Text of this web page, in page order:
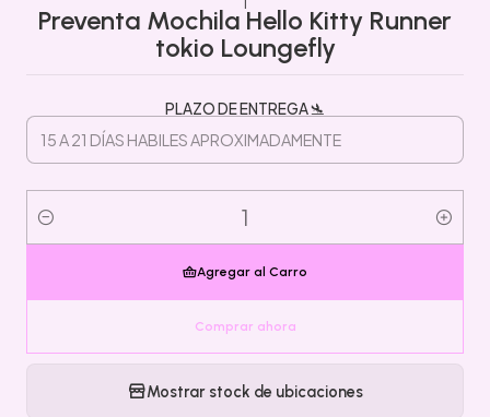
Preventa Mochila Hello Kitty Runner
tokio Loungefly
PLAZO DE ENTREGA 🛬
Cantidad
Agregar al Carro
Comprar ahora
Mostrar stock de ubicaciones